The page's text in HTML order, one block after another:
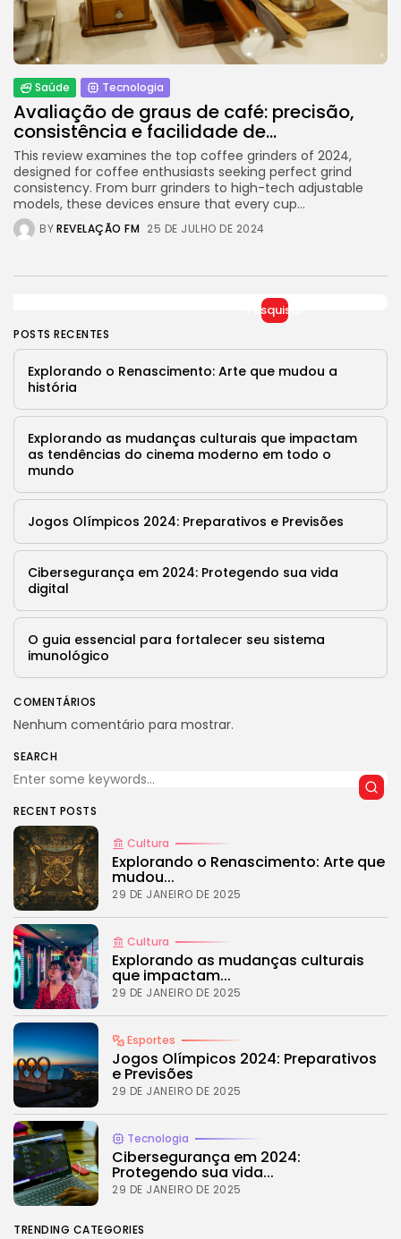
Preparativos e Previsões
29 DE JANEIRO DE 2025
Tecnologia
Cibersegurança em 2024:
Protegendo sua vida...
29 DE JANEIRO DE 2025
TRENDING CATEGORIES
Saúde
14 Articles
Cultura
9 Articles
LATEST REVIEWS
4.4
Review
BYREVELAÇÃO FM 29 DE JANEIRO DE 2025
4.5 Tecnologia
The Future of Urban Mobility: An In-Depth
Review of 2024 Electric Bikes
3.8 Saúde
The Perfect Grind: How Premium Coffee
Grinders Elevate Your Brewing Experience
3.8 A Comprehensive Review of the Latest
BYREVELAÇÃO FM
4.2 Tecnologia
Dive into the World of Noise Cancelling
Headphones
BYREVELAÇÃO FM 25 DE JUNHO DE 2024
CTA Title
CTA Content
FOLLOW US
JOIN OUR COMMUNITY
Saúde Tecnologia
Avaliação de graus de café: precisão,
consistência e facilidade de...
This review examines the top coffee grinders of 2024,
designed for coffee enthusiasts seeking perfect grind
consistency. From burr grinders to high-tech adjustable
models, these devices ensure that every cup...
BYREVELAÇÃO FM 25 DE JULHO DE 2024
Pesquisar
POSTS RECENTES
Explorando o Renascimento: Arte que mudou a
história
Explorando as mudanças culturais que impactam
as tendências do cinema moderno em todo o
mundo
Jogos Olímpicos 2024: Preparativos e Previsões
Cibersegurança em 2024: Protegendo sua vida
digital
O guia essencial para fortalecer seu sistema
imunológico
COMENTÁRIOS
Nenhum comentário para mostrar.
SEARCH
RECENT POSTS
Cultura
Explorando o Renascimento: Arte que
mudou...
29 DE JANEIRO DE 2025
Cultura
Explorando as mudanças culturais
que impactam...
29 DE JANEIRO DE 2025
Esportes
Jogos Olímpicos 2024: Preparativos
e Previsões
29 DE JANEIRO DE 2025
Tecnologia
Cibersegurança em 2024:
Protegendo sua vida...
29 DE JANEIRO DE 2025
TRENDING CATEGORIES